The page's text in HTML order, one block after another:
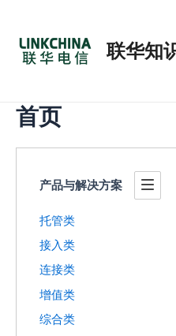
联华知
首页
产品与解决方案
托管类
接入类
连接类
增值类
综合类